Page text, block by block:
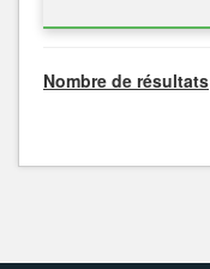
Nombre de résultats